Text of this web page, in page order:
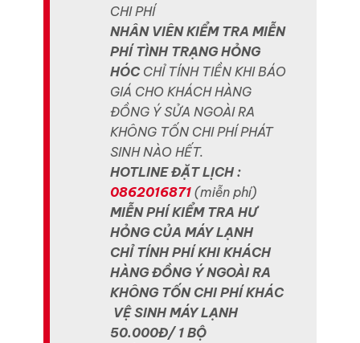
CHI PHÍ
NHÂN VIÊN KIỂM TRA MIỄN
PHÍ TÌNH TRẠNG HỎNG
HÓC CHỈ TÍNH TIỀN KHI BÁO
GIÁ CHO KHÁCH HÀNG
ĐỒNG Ý SỬA NGOÀI RA
KHÔNG TỐN CHI PHÍ PHÁT
SINH NÀO HẾT.
HOTLINE ĐẶT LỊCH :
0862016871 (miễn phí)
MIỄN PHÍ KIỂM TRA HƯ
HỎNG CỦA MÁY LẠNH
CHỈ TÍNH PHÍ KHI KHÁCH
HÀNG ĐỒNG Ý NGOÀI RA
KHÔNG TỐN CHI PHÍ KHÁC
VỆ SINH MÁY LẠNH
50.000Đ/ 1 BỘ